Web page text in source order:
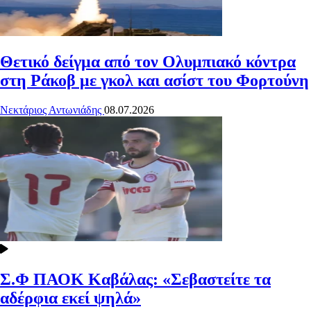
Θετικό δείγμα από τον Ολυμπιακό κόντρα
στη Ράκοβ με γκολ και ασίστ του Φορτούνη
Νεκτάριος Αντωνιάδης 08.07.2026
Σ.Φ ΠΑΟΚ Καβάλας: «Σεβαστείτε τα
αδέρφια εκεί ψηλά»